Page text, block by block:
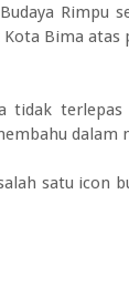
Rimpu
Bima atas
tidak
dalam
satu icon